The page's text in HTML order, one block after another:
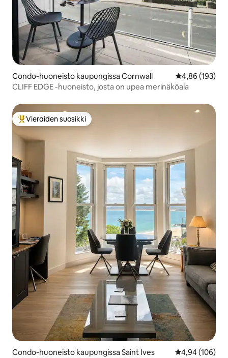
Condo-huoneisto kaupungissa Cornwall
4,86 (193)
CLIFF EDGE -huoneisto, josta on upea merinäköala
Vieraiden suosikkien parhaimmistoa
Vieraiden suosikki
Condo-huoneisto kaupungissa Saint Ives
4,94 (106)